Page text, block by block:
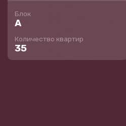
Блок
A
Количество квартир
35